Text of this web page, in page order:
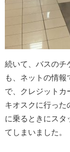
続いて、バスのチ
も、ネットの情報
で、クレジットカ
キオスクに行った
に乗るときにスタ
てしまいました。